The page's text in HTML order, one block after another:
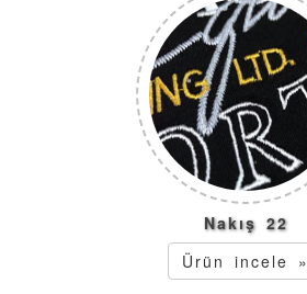
Nakış 22
Ürün incele »